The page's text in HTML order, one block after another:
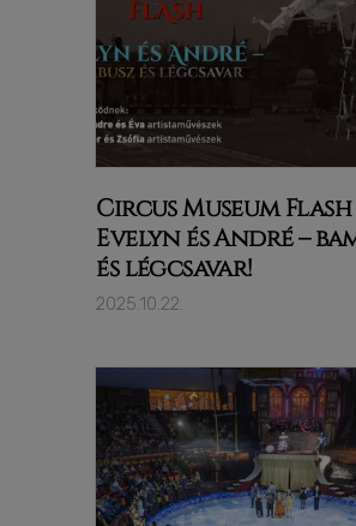
Circus Museum Flash
Evelyn és André –
és légcsavar!
2025.10.22.